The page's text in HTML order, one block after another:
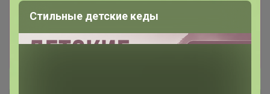
сразу на лот 24-
ok.ru/purchase/738389/catalog/440214
хорошие новости : Весь май в Сима-ленд
Стильные детские кеды